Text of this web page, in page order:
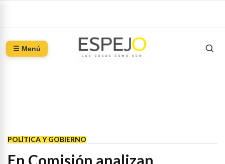
☰ Menú
POLÍTICA Y GOBIERNO
En Comisión analizan